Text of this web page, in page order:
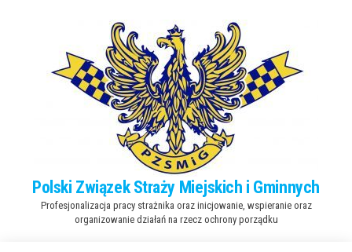
Polski Związek Straży Miejskich i Gminnych
Profesjonalizacja pracy strażnika oraz inicjowanie, wspieranie oraz
organizowanie działań na rzecz ochrony porządku